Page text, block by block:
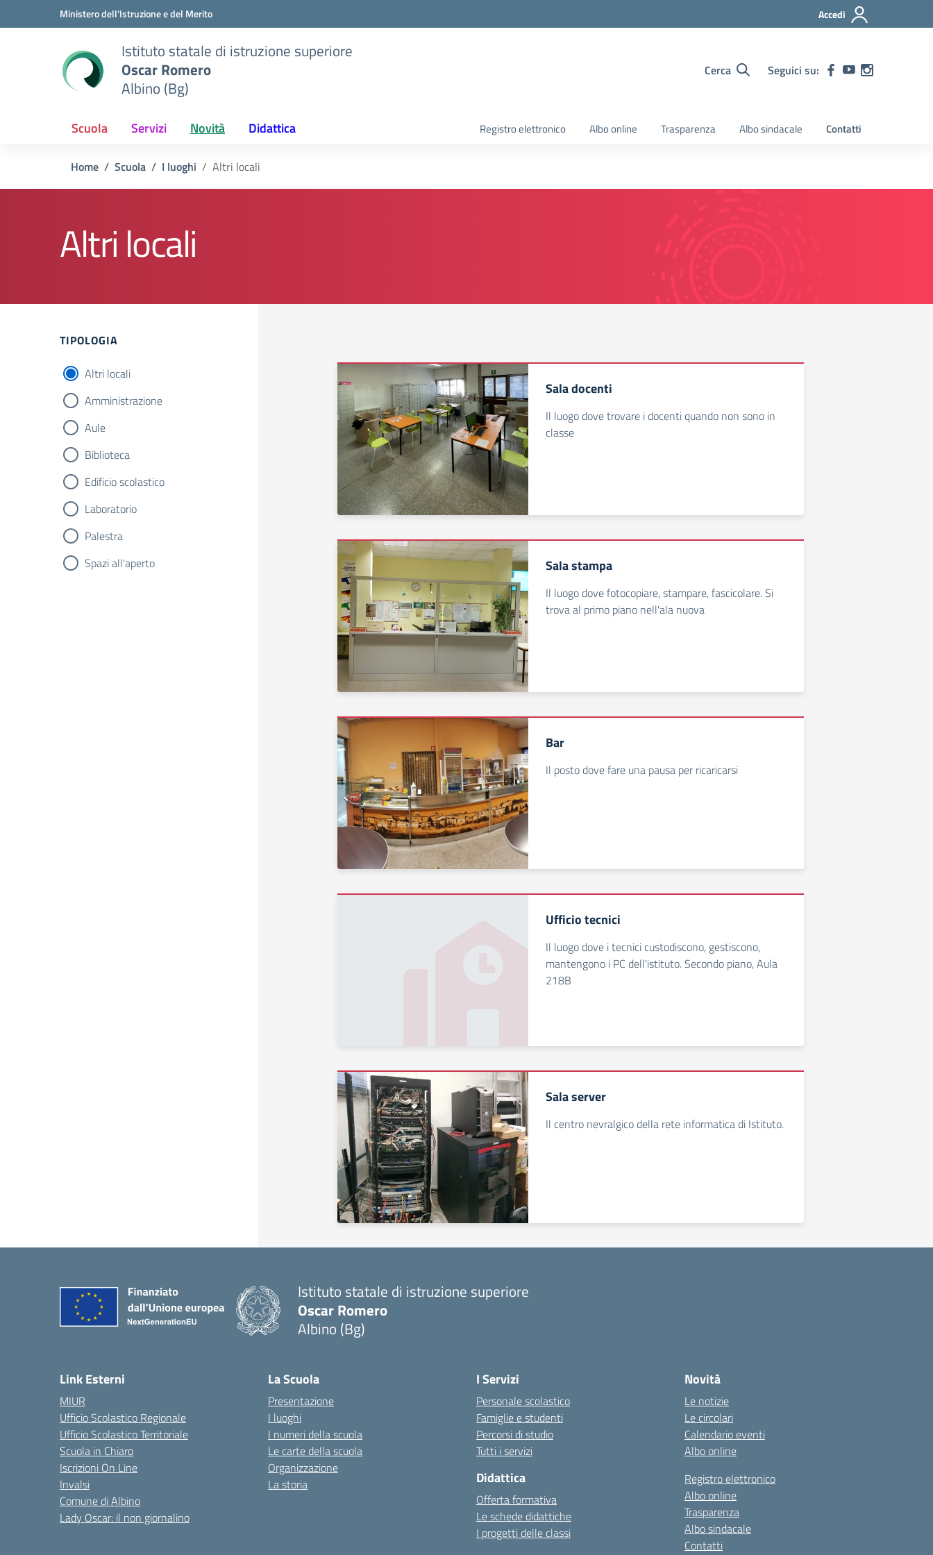
Vai ai contenuti
Vai al menu di navigazioneMinistero dell'Istruzione e del Merito Accedi
Istituto statale di istruzione superiore
Oscar Romero
Albino (Bg)
Cerca Seguici su:
Scuola Servizi Novità Didattica Registro elettronico Albo online Trasparenza Albo sindacale Contatti
Home Scuola I luoghi Altri locali
Altri locali
TIPOLOGIA
Altri locali
Amministrazione
Aule
Biblioteca
Edificio scolastico
Laboratorio
Palestra
Spazi all'aperto
Sala docenti
Il luogo dove trovare i docenti quando non sono in
classe
Sala stampa
Il luogo dove fotocopiare, stampare, fascicolare. Si
trova al primo piano nell'ala nuova
Bar
Il posto dove fare una pausa per ricaricarsi
Ufficio tecnici
Il luogo dove i tecnici custodiscono, gestiscono,
mantengono i PC dell'istituto. Secondo piano, Aula
218B
Sala server
Il centro nevralgico della rete informatica di Istituto.
Istituto statale di istruzione superiore
Oscar Romero
Albino (Bg)
Link Esterni
MIUR
Ufficio Scolastico Regionale
Ufficio Scolastico Territoriale
Scuola in Chiaro
Iscrizioni On Line
Invalsi
Comune di Albino
Lady Oscar: il non giornalino
La Scuola
Presentazione
I luoghi
I numeri della scuola
Le carte della scuola
Organizzazione
La storia
I Servizi
Personale scolastico
Famiglie e studenti
Percorsi di studio
Tutti i servizi
Didattica
Offerta formativa
Le schede didattiche
I progetti delle classi
Novità
Le notizie
Le circolari
Calendario eventi
Albo online
Registro elettronico
Albo online
Trasparenza
Albo sindacale
Contatti